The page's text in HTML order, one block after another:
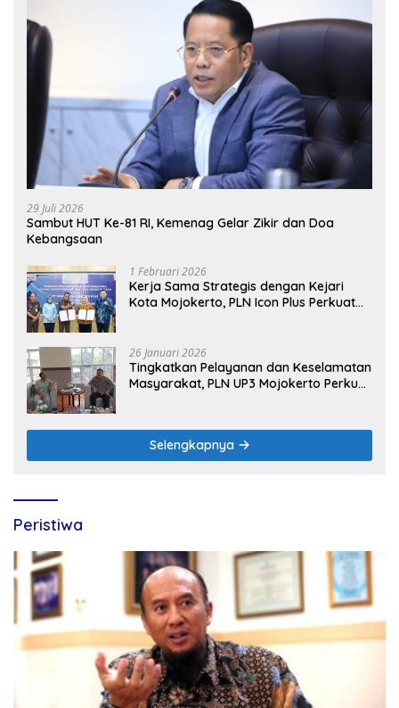
29 Juli 2026
Sambut HUT Ke-81 RI, Kemenag Gelar Zikir dan Doa
Kebangsaan
1 Februari 2026
Kerja Sama Strategis dengan Kejari
Kota Mojokerto, PLN Icon Plus Perkuat
26 Januari 2026
Tingkatkan Pelayanan dan Keselamatan
Masyarakat, PLN UP3 Mojokerto Perkuat
Selengkapnya
Peristiwa